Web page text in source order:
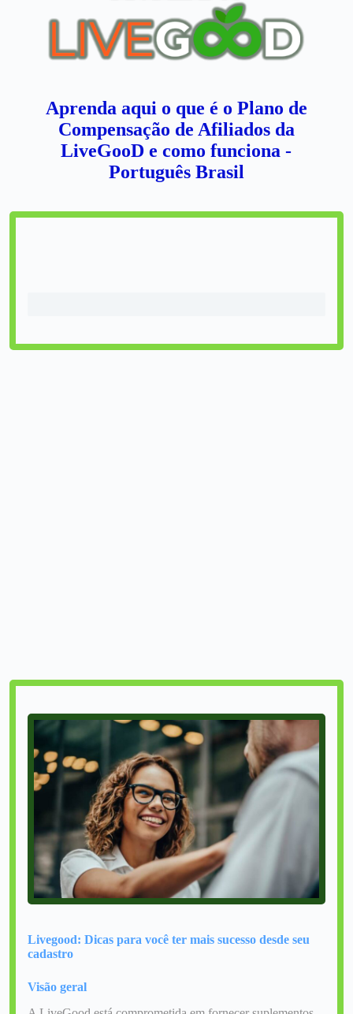
Aprenda aqui o que é o Plano de
Compensação de Afiliados da
LiveGooD e como funciona -
Português Brasil
Livegood: Dicas para você ter mais sucesso desde seu
cadastro
Visão geral